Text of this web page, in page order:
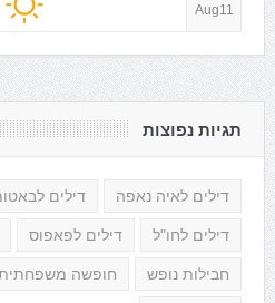
Aug11
תגיות נפוצות
דילים לאיה נאפה דילים
דילים לחו"ל דילים לפאפוס
חבילות נופש חופשה